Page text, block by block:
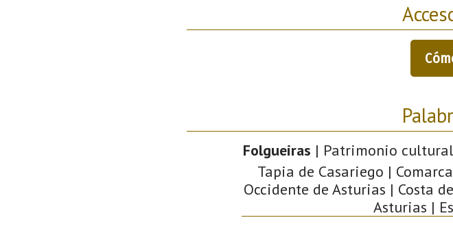
Folgueiras | Patrimonio
Tapia de Casariego |
Occidente de Asturias | Costa
Asturias |